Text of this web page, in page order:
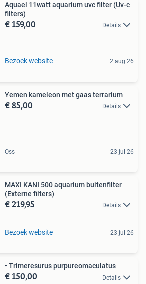
Aquael 11watt aquarium uvc filter (Uv-c
filters)
€ 159,00 Details
Bezoek website 2 aug 26
Yemen kameleon met gaas terrarium
€ 85,00 Details
Oss 23 jul 26
MAXI KANI 500 aquarium buitenfilter
(Externe filters)
€ 219,95 Details
Bezoek website 23 jul 26
•⁠ ⁠Trimeresurus purpureomaculatus
€ 150,00 Details